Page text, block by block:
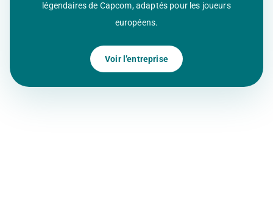
légendaires de Capcom, adaptés pour les joueurs
européens.
Voir l’entreprise